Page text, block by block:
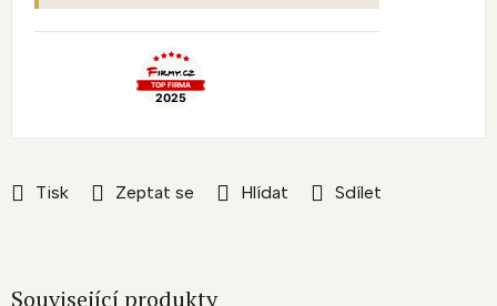
Tisk Zeptat se Hlídat Sdílet
Související produkty